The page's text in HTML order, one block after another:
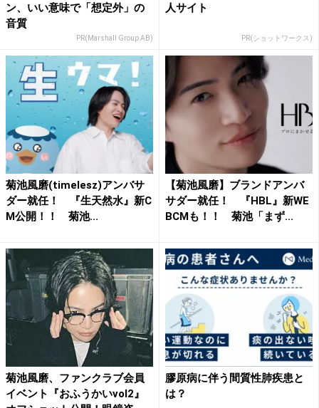
ン、いい意味で「想定外」の
音質
PR(Marshall Group AB)
人サイト
PR(ショットワークス)
菊池風磨(timelesz)アンバサ
ダー就任！ 『生天然水』新C
M公開！！ 菊池...
【菊池風磨】ブランドアンバ
サダー就任！ 『HBL』新WE
BCMも！！ 菊池「まず...
菊池風磨、ファンクラブ会員
イベント『おふうかいvol2』
膠原病に伴う間質性肺疾患と
は？